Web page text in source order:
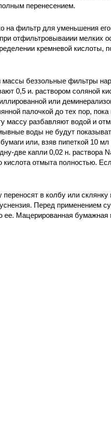
перенесением.
на фильтр для уменьшения
отфильтровываиии мелких
кремневой кислоты,
беззольные фильтры
0,5 и. раствором соляной
или
палочкой до тех пор, пока
массу разбавляют водой и
воды не будут
или, взяв пипеткой 10
две капли 0,02 н. раствора
кислота отмыта полностью.
в колбу или склянку
Перед применением
ее. Мацерированная